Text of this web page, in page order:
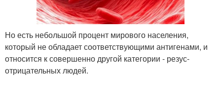
Но есть небольшой процент мирового населения,
который не обладает соответствующими антигенами, и
относится к совершенно другой категории - резус-
отрицательных людей.